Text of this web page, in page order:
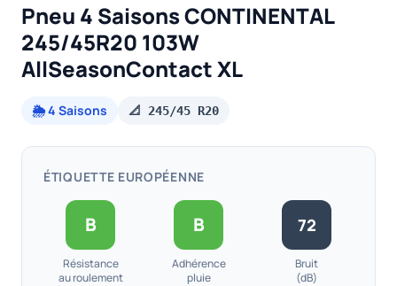
Pneu 4 Saisons CONTINENTAL
245/45R20 103W
AllSeasonContact XL
🌦️ 4 Saisons 📐 245/45 R20
ÉTIQUETTE EUROPÉENNE
B
Résistance
au roulement
B
Adhérence
pluie
72
Bruit
(dB)